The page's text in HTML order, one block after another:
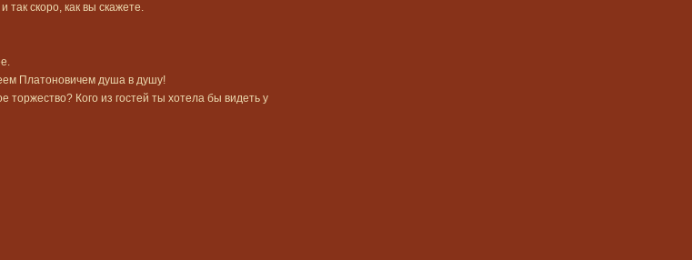
скоро, как вы скажете.
Платоновичем душа в душу!
торжество? Кого из гостей ты хотела бы видеть у